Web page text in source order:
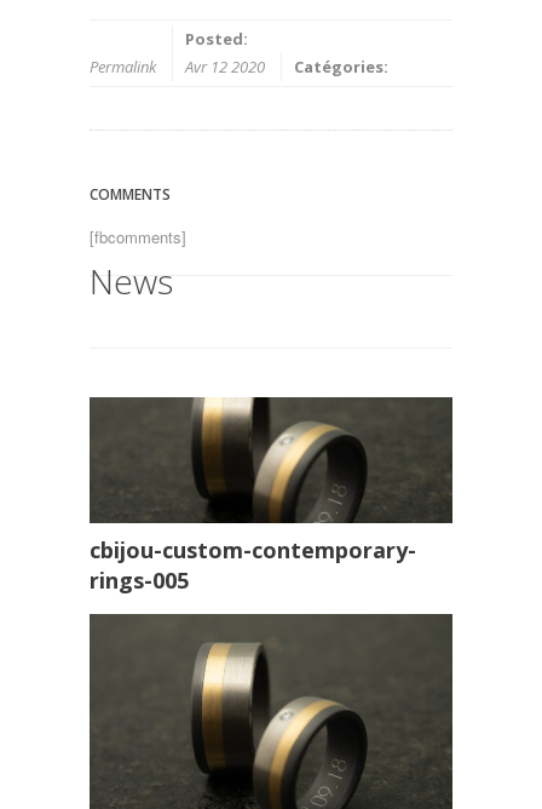
Permalink
Posted:
Avr 12 2020
Catégories:
COMMENTS
[fbcomments]
News
cbijou-custom-contemporary-
rings-005